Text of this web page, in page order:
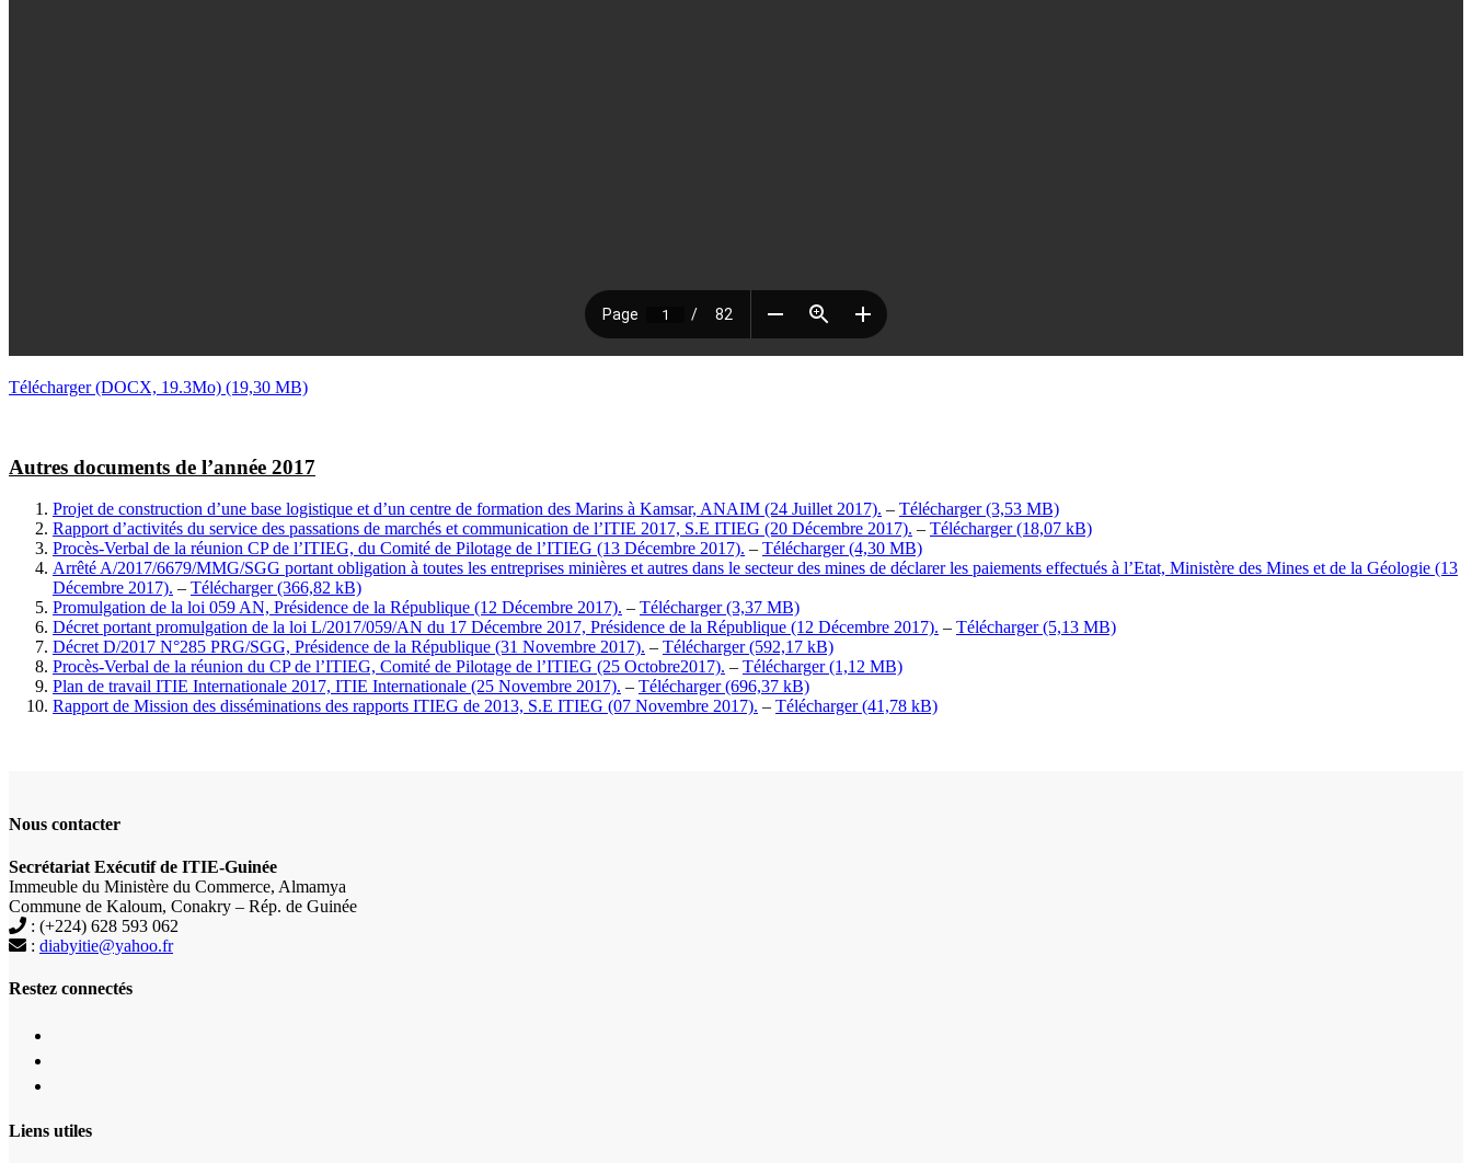
Télécharger (DOCX, 19.3Mo)
Autres documents de l’année 2017
Projet de construction d’une base logistique et d’un centre de formation des Marins à Kamsar, ANAIM (24 Juillet 2017). – Télécharger
Rapport d’activités du service des passations de marchés et communication de l’ITIE 2017, S.E ITIEG (20 Décembre 2017). – Télécharger
Procès-Verbal de la réunion CP de l’ITIEG, du Comité de Pilotage de l’ITIEG (13 Décembre 2017). – Télécharger
Arrêté A/2017/6679/MMG/SGG portant obligation à toutes les entreprises minières et autres dans le secteur des mines de déclarer les paiements effectués à l’Etat, Ministère des Mines et de la Géologie (13
Décembre 2017). – Télécharger
Promulgation de la loi 059 AN, Présidence de la République (12 Décembre 2017). – Télécharger
Décret portant promulgation de la loi L/2017/059/AN du 17 Décembre 2017, Présidence de la République (12 Décembre 2017). – Télécharger
Décret D/2017 N°285 PRG/SGG, Présidence de la République (31 Novembre 2017). – Télécharger
Procès-Verbal de la réunion du CP de l’ITIEG, Comité de Pilotage de l’ITIEG (25 Octobre2017). – Télécharger
Plan de travail ITIE Internationale 2017, ITIE Internationale (25 Novembre 2017). – Télécharger
Rapport de Mission des disséminations des rapports ITIEG de 2013, S.E ITIEG (07 Novembre 2017). – Télécharger
Nous contacter
Secrétariat Exécutif de ITIE-Guinée
Immeuble du Ministère du Commerce, Almamya
Commune de Kaloum, Conakry – Rép. de Guinée
: (+224) 628 593 062
: diabyitie@yahoo.fr
Restez connectés
Liens utiles